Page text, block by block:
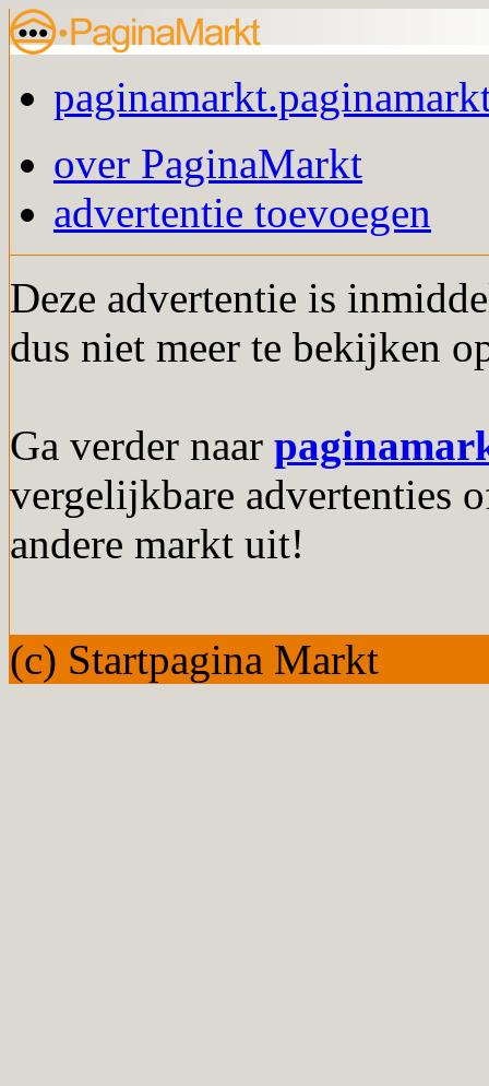
over PaginaMarkt
advertentie toevoegen
Deze advertentie is
dus niet meer te bekijken
Ga verder naar
vergelijkbare advertenties
andere markt uit!
(c) Startpagina Markt